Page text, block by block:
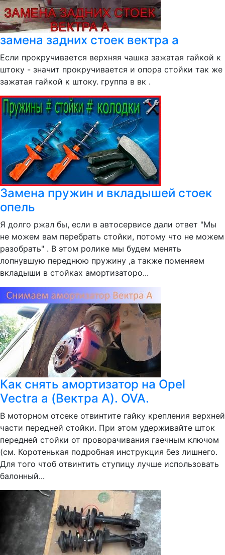
замена задних стоек вектра а
Если прокручивается верхняя чашка зажатая гайкой к
штоку - значит прокручивается и опора стойки так же
зажатая гайкой к штоку. группа в вк .
Замена пружин и вкладышей стоек
опель
Я долго ржал бы, если в автосервисе дали ответ "Мы
не можем вам перебрать стойки, потому что не можем
разобрать" . В этом ролике мы будем менять
лопнувшую переднюю пружину ,а также поменяем
вкладыши в стойках амортизаторо...
Как снять амортизатор на Opel
Vectra a (Вектра А). OVA.
В моторном отсеке отвинтите гайку крепления верхней
части передней стойки. При этом удерживайте шток
передней стойки от проворачивания гаечным ключом
(см. Коротенькая подробная инструкция без лишнего.
Для того чтоб отвинтить ступицу лучше использовать
балонный...